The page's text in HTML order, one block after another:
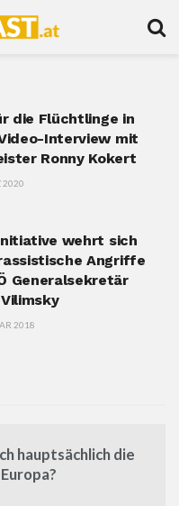
die Flüchtlinge in
Interview mit
Ronny Kokert
2020
wehrt sich
Angriffe
Generalsekretär
2018
hauptsächlich die